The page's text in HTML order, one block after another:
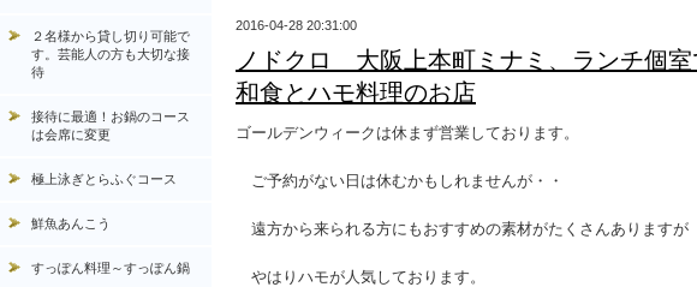
2016-04-28 20:31:00
ノドクロ 大阪上本町ミナミ、ランチ個
和食とハモ料理のお店
ゴールデンウィークは休まず営業しております。
ご予約がない日は休むかもしれませんが・・
遠方から来られる方にもおすすめの素材がたくさんありますが
やはりハモが人気しております。
２名様から貸し切り可能で
す。芸能人の方も大切な接
待
接待に最適！お鍋のコース
は会席に変更
極上泳ぎとらふぐコース
鮮魚あんこう
すっぽん料理～すっぽん鍋